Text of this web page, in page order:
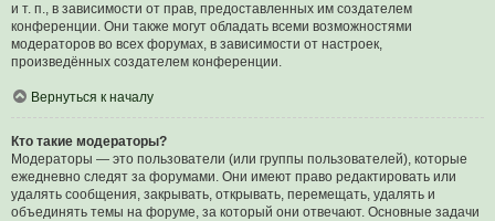
и т. п., в зависимости от прав, предоставленных им создателем
конференции. Они также могут обладать всеми возможностями
модераторов во всех форумах, в зависимости от настроек,
произведённых создателем конференции.
Вернуться к началу
Кто такие модераторы?
Модераторы — это пользователи (или группы пользователей), которые
ежедневно следят за форумами. Они имеют право редактировать или
удалять сообщения, закрывать, открывать, перемещать, удалять и
объединять темы на форуме, за который они отвечают. Основные задачи